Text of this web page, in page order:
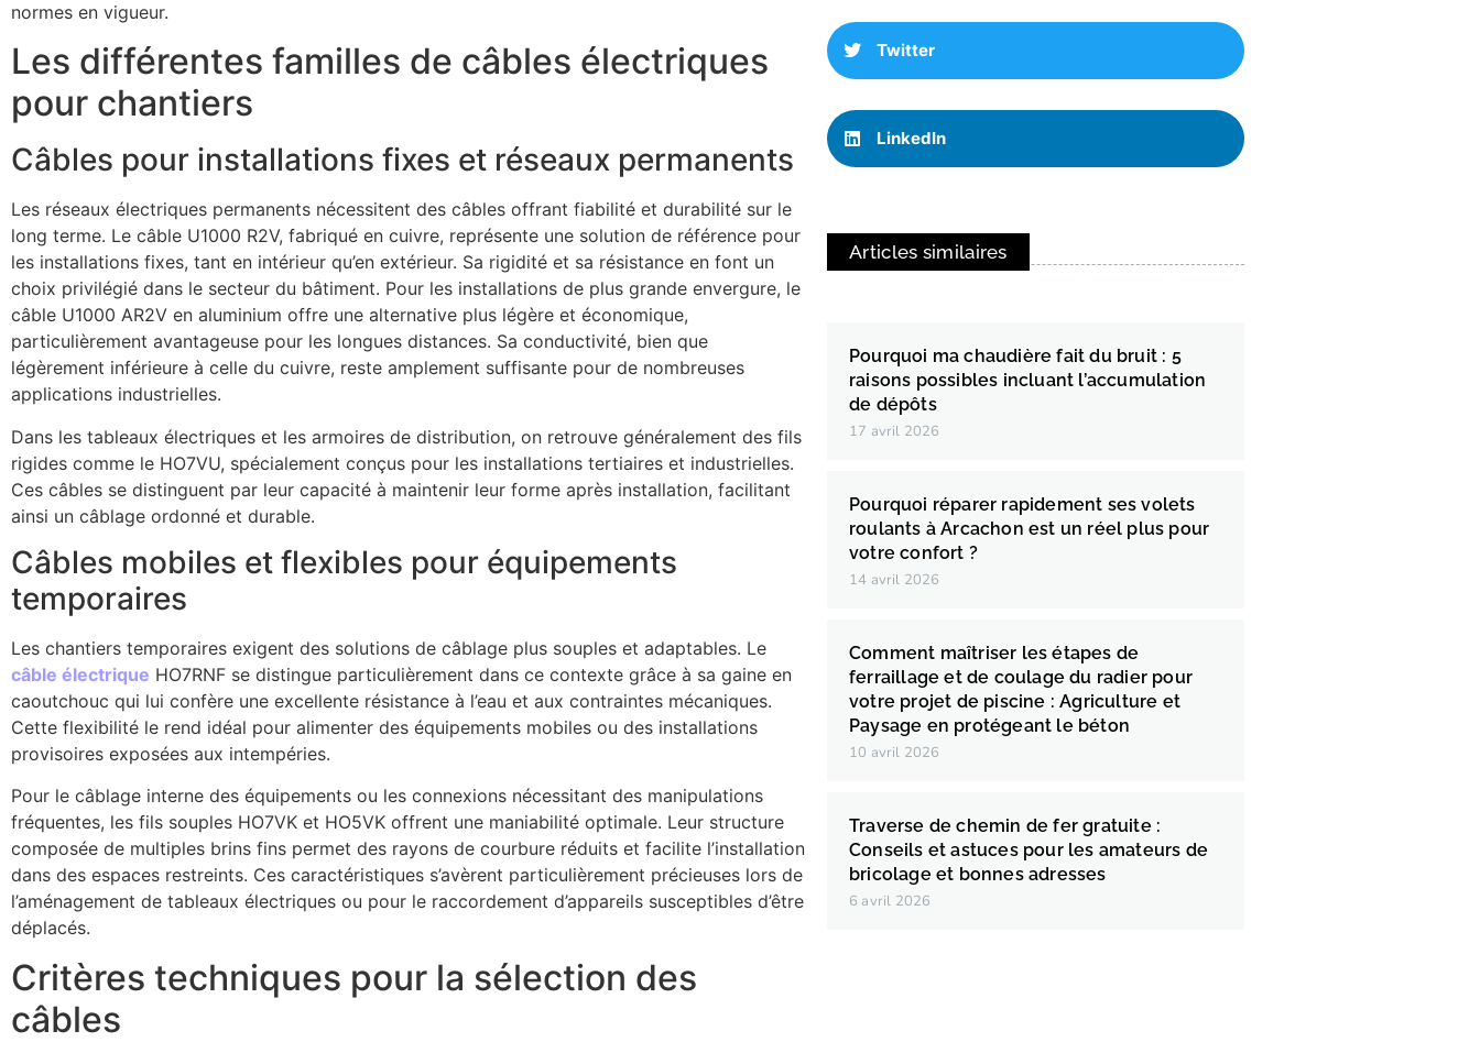
normes en vigueur.
Les différentes familles de câbles électriques
pour chantiers
Câbles pour installations fixes et réseaux permanents
Les réseaux électriques permanents nécessitent des câbles offrant fiabilité et durabilité sur le
long terme. Le câble U1000 R2V, fabriqué en cuivre, représente une solution de référence pour
les installations fixes, tant en intérieur qu’en extérieur. Sa rigidité et sa résistance en font un
choix privilégié dans le secteur du bâtiment. Pour les installations de plus grande envergure, le
câble U1000 AR2V en aluminium offre une alternative plus légère et économique,
particulièrement avantageuse pour les longues distances. Sa conductivité, bien que
légèrement inférieure à celle du cuivre, reste amplement suffisante pour de nombreuses
applications industrielles.
Dans les tableaux électriques et les armoires de distribution, on retrouve généralement des fils
rigides comme le HO7VU, spécialement conçus pour les installations tertiaires et industrielles.
Ces câbles se distinguent par leur capacité à maintenir leur forme après installation, facilitant
ainsi un câblage ordonné et durable.
Câbles mobiles et flexibles pour équipements
temporaires
Les chantiers temporaires exigent des solutions de câblage plus souples et adaptables. Le
câble électrique HO7RNF se distingue particulièrement dans ce contexte grâce à sa gaine en
caoutchouc qui lui confère une excellente résistance à l’eau et aux contraintes mécaniques.
Cette flexibilité le rend idéal pour alimenter des équipements mobiles ou des installations
provisoires exposées aux intempéries.
Pour le câblage interne des équipements ou les connexions nécessitant des manipulations
fréquentes, les fils souples HO7VK et HO5VK offrent une maniabilité optimale. Leur structure
composée de multiples brins fins permet des rayons de courbure réduits et facilite l’installation
dans des espaces restreints. Ces caractéristiques s’avèrent particulièrement précieuses lors de
l’aménagement de tableaux électriques ou pour le raccordement d’appareils susceptibles d’être
déplacés.
Critères techniques pour la sélection des
câbles
Twitter
LinkedIn
Articles similaires
Pourquoi ma chaudière fait du bruit : 5
raisons possibles incluant l’accumulation
de dépôts
17 avril 2026
Pourquoi réparer rapidement ses volets
roulants à Arcachon est un réel plus pour
votre confort ?
14 avril 2026
Comment maîtriser les étapes de
ferraillage et de coulage du radier pour
votre projet de piscine : Agriculture et
Paysage en protégeant le béton
10 avril 2026
Traverse de chemin de fer gratuite :
Conseils et astuces pour les amateurs de
bricolage et bonnes adresses
6 avril 2026